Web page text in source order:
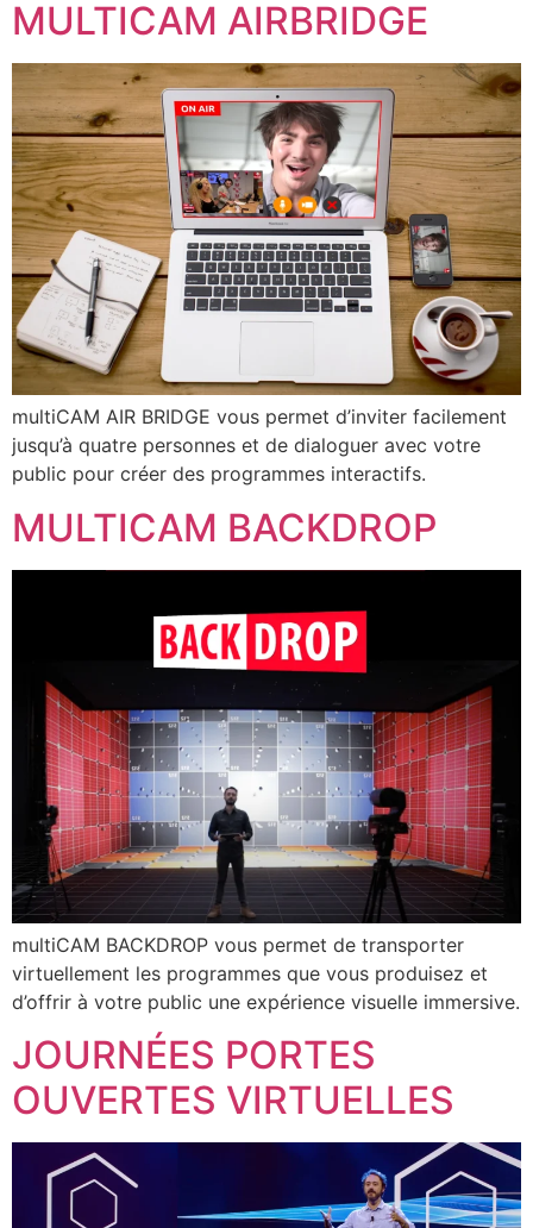
MULTICAM AIRBRIDGE
multiCAM AIR BRIDGE vous permet d’inviter facilement
jusqu’à quatre personnes et de dialoguer avec votre
public pour créer des programmes interactifs.
MULTICAM BACKDROP
multiCAM BACKDROP vous permet de transporter
virtuellement les programmes que vous produisez et
d’offrir à votre public une expérience visuelle immersive.
JOURNÉES PORTES
OUVERTES VIRTUELLES